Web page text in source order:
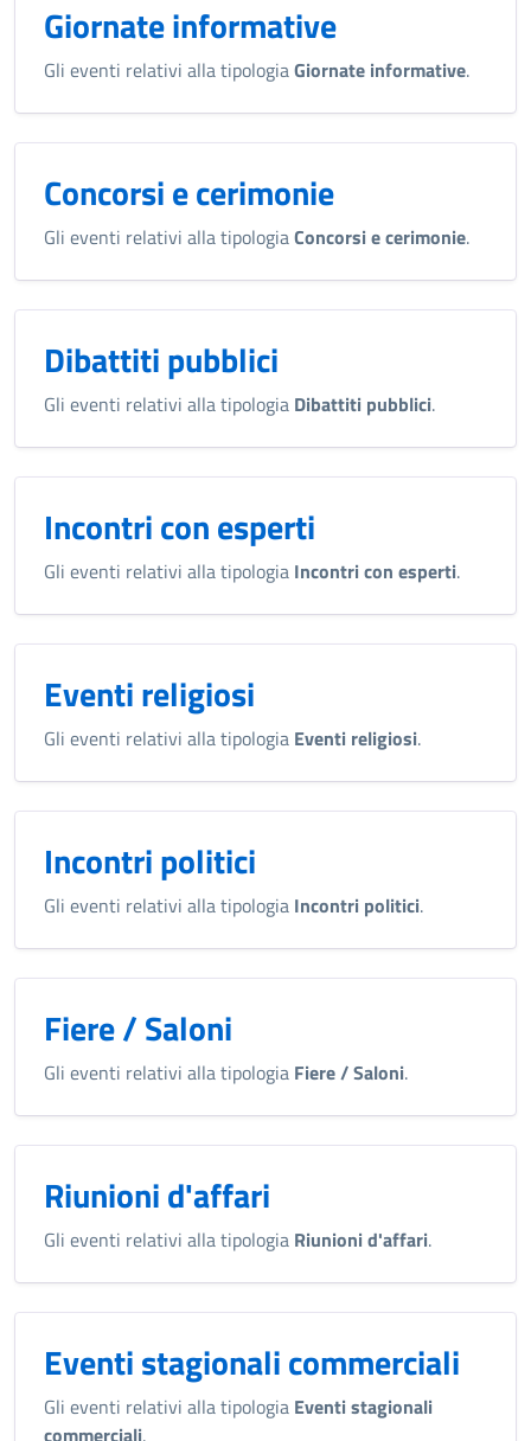
Giornate informative
Gli eventi relativi alla tipologiaGiornate informative.
Concorsi e cerimonie
Gli eventi relativi alla tipologiaConcorsi e cerimonie.
Dibattiti pubblici
Gli eventi relativi alla tipologia Dibattiti pubblici.
Incontri con esperti
Gli eventi relativi alla tipologia Incontri con esperti.
Eventi religiosi
Gli eventi relativi alla tipologia Eventi religiosi.
Incontri politici
Gli eventi relativi alla tipologia Incontri politici.
Fiere / Saloni
Gli eventi relativi alla tipologia Fiere / Saloni.
Riunioni d'affari
Gli eventi relativi alla tipologia Riunioni d'affari.
Eventi stagionali commerciali
Gli eventi relativi alla tipologia Eventi stagionali
commerciali.